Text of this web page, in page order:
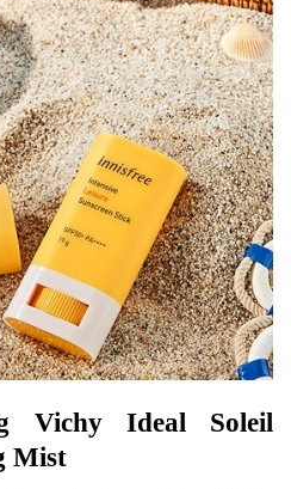
Vichy Ideal Soleil
Mist